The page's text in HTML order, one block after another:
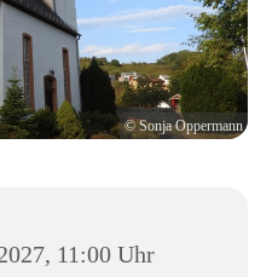
© Sonja Oppermann
11:00 Uhr